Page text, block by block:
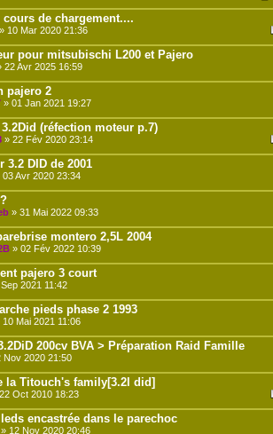
cours de chargement....
» 10 Mar 2020 21:36
pour mitsubischi L200 et Pajero
22 Avr 2025 16:59
pajero 2
» 01 Jan 2021 19:27
(réfection moteur p.7)
» 22 Fév 2020 23:14
3.2 DID de 2001
03 Avr 2020 23:34
» 31 Mai 2022 09:33
montero 2,5L 2004
» 02 Fév 2022 10:39
pajero 3 court
2021 11:42
pieds phase 2 1993
10 Mai 2021 11:06
200cv BVA > Préparation Raid Famille
Nov 2020 21:50
la Titouch's family[3.2l did]
Oct 2010 18:23
encastrée dans le parechoc
» 12 Nov 2020 20:46